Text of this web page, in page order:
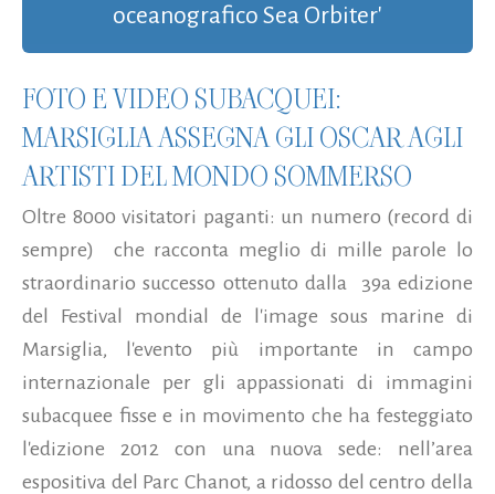
oceanografico Sea Orbiter'
FOTO E VIDEO SUBACQUEI:
MARSIGLIA ASSEGNA GLI OSCAR AGLI
ARTISTI DEL MONDO SOMMERSO
Oltre 8000 visitatori paganti: un numero (record di
sempre) che racconta meglio di mille parole lo
straordinario successo ottenuto dalla 39a edizione
del Festival mondial de l'image sous marine di
Marsiglia, l'evento più importante in campo
internazionale per gli appassionati di immagini
subacquee fisse e in movimento che ha festeggiato
l'edizione 2012 con una nuova sede: nell’area
espositiva del Parc Chanot, a ridosso del centro della